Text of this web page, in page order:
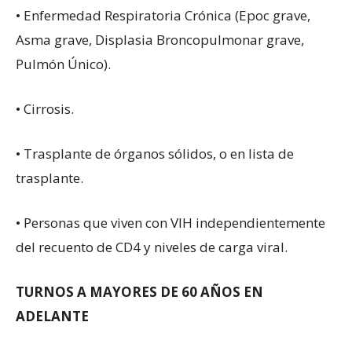
• Enfermedad Respiratoria Crónica (Epoc grave,
Asma grave, Displasia Broncopulmonar grave,
Pulmón Único).
• Cirrosis.
• Trasplante de órganos sólidos, o en lista de
trasplante.
• Personas que viven con VIH independientemente
del recuento de CD4 y niveles de carga viral.
TURNOS A MAYORES DE 60 AÑOS EN
ADELANTE